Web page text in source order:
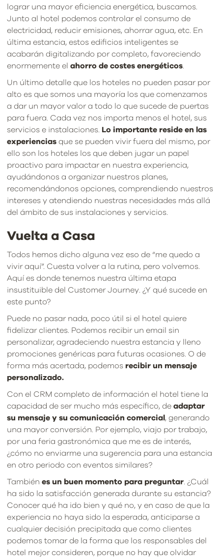
lograr una mayor eficiencia energética, buscamos.
Junto al hotel podemos controlar el consumo de
electricidad, reducir emisiones, ahorrar agua, etc. En
última estancia, estos edificios inteligentes se
acabarán digitalizando por completo, favoreciendo
enormemente el ahorro de costes energéticos
Un último detalle que los hoteles no pueden pasar por
alto es que somos una mayoría los que comenzamos
a dar un mayor valor a todo lo que sucede de puertas
para fuera. Cada vez nos importa menos el hotel, sus
servicios e instalaciones. Lo importante reside en las
experiencias que se pueden vivir fuera del mismo, por
ello son los hoteles los que deben jugar un papel
proactivo para impactar en nuestra experiencia,
ayudándonos a organizar nuestros planes,
recomendándonos opciones, comprendiendo nuestros
intereses y atendiendo nuestras necesidades más allá
del ámbito de sus instalaciones y servicios.
Vuelta a Casa
Todos hemos dicho alguna vez eso de “me quedo a
vivir aquí”. Cuesta volver a la rutina, pero volvemos.
Aquí es donde tenemos nuestra última etapa
insustituible del Customer Journey. ¿Y qué sucede en
este punto?
Puede no pasar nada, poco útil si el hotel quiere
fidelizar clientes. Podemos recibir un email sin
personalizar, agradeciendo nuestra estancia y lleno
promociones genéricas para futuras ocasiones. O de
forma más acertada, podemos recibir un mensaje
personalizado.
Con el CRM completo de información el hotel tiene la
capacidad de ser mucho más específico, de adaptar
su mensaje y su comunicación comercial , generando
una mayor conversión. Por ejemplo, viajo por trabajo,
por una feria gastronómica que me es de interés,
¿cómo no enviarme una sugerencia para una estancia
en otro periodo con eventos similares?
También es un buen momento para preguntar . ¿Cuál
ha sido la satisfacción generada durante su estancia?
Conocer qué ha ido bien y qué no, y en caso de que la
experiencia no haya sido la esperada, anticiparse a
cualquier decisión precipitada que como clientes
podemos tomar de la forma que los responsables del
hotel mejor consideren, porque no hay que olvidar